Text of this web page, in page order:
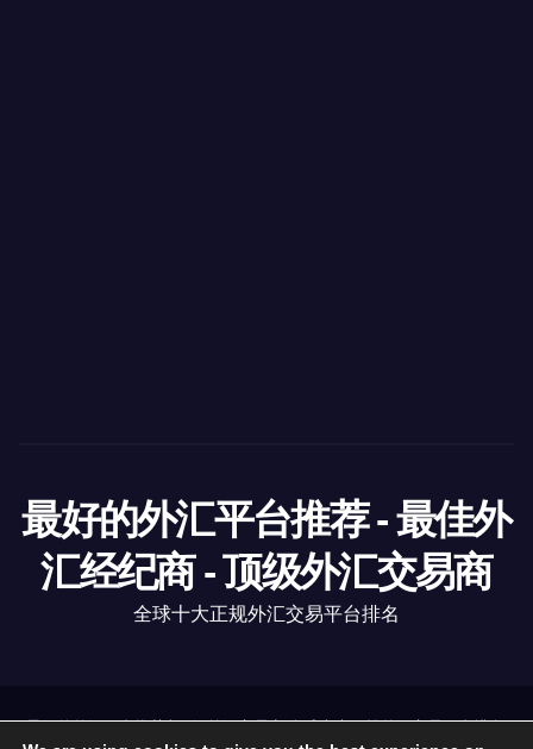
最好的外汇平台推荐 - 最佳外
汇经纪商 - 顶级外汇交易商
全球十大正规外汇交易平台排名
最好的外汇平台推荐|顶级外汇交易商全球十大正规外汇交易平台排名.